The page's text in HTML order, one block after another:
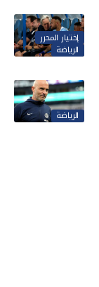
إختيار المحرر
الرياضة
الرياضة